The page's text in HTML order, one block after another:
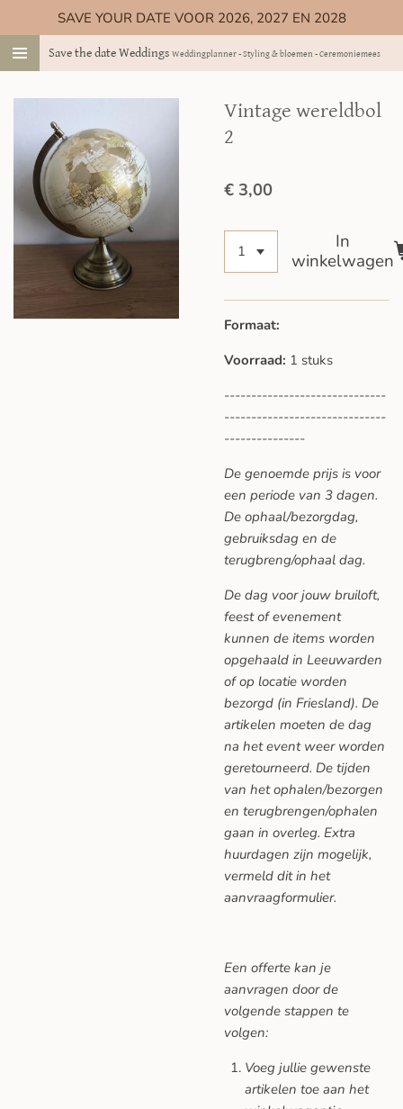
direct
naar
Save the date Weddings Weddingplanner - Styling & bloemen - Ceremoniemeester
SAVE YOUR DATE VOOR 2026, 2027 EN 2028
Vintage wereldbol
2
€ 3,00
In
winkelwagen
Formaat:
Voorraad: 1 stuks
------------------------------
------------------------------
---------------
De genoemde prijs is voor
een periode van 3 dagen.
De ophaal/bezorgdag,
gebruiksdag en de
terugbreng/ophaal dag.
De dag voor jouw bruiloft,
feest of evenement
kunnen de items worden
opgehaald in Leeuwarden
of op locatie worden
bezorgd (in Friesland). De
artikelen moeten de dag
na het event weer worden
geretourneerd. De tijden
van het ophalen/bezorgen
en terugbrengen/ophalen
gaan in overleg. Extra
huurdagen zijn mogelijk,
vermeld dit in het
aanvraagformulier.
Een offerte kan je
aanvragen door de
volgende stappen te
volgen:
Voeg jullie gewenste
artikelen toe aan het